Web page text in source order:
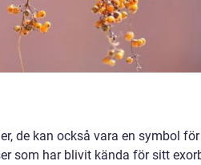
de kan också vara en symbol
som har blivit kända för sitt